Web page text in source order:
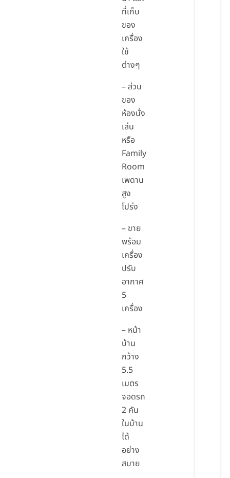
ที่เก็บ
ของ
เครื่อง
ใช้
ต่างๆ
– ส่วน
ของ
ห้องนั่ง
เล่น
หรือ
Family
Room
เพดาน
สูง
โปร่ง
– ขาย
พร้อม
เครื่อง
ปรับ
อากาศ
5
เครื่อง
– หน้า
บ้าน
กว้าง
5.5
เมตร
จอดรถ
2 คัน
ในบ้าน
ได้
อย่าง
สบาย